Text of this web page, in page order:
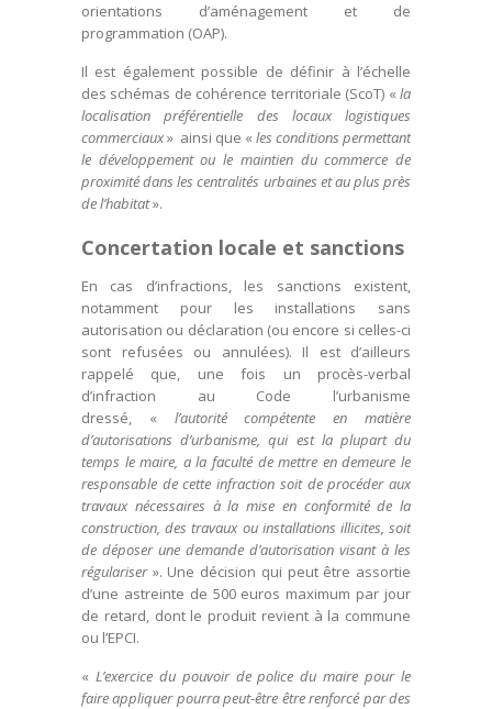
orientations d’aménagement et de
programmation (OAP).
Il est également possible de définir à l’échelle
des schémas de cohérence territoriale (ScoT) « la
localisation préférentielle des locaux logistiques
commerciaux» ainsi que « les conditions permettant
le développement ou le maintien du commerce de
proximité dans les centralités urbaines et au plus près
de l’habitat».
Concertation locale et sanctions
En cas d’infractions, les sanctions existent,
notamment pour les installations sans
autorisation ou déclaration (ou encore si celles-ci
sont refusées ou annulées). Il est d’ailleurs
rappelé que, une fois un procès-verbal
d’infraction au Code l’urbanisme
dressé, « l’autorité compétente en matière
d’autorisations d’urbanisme, qui est la plupart du
temps le maire, a la faculté de mettre en demeure le
responsable de cette infraction soit de procéder aux
travaux nécessaires à la mise en conformité de la
construction, des travaux ou installations illicites, soit
de déposer une demande d’autorisation visant à les
régulariser». Une décision qui peut être assortie
d’une astreinte de 500 euros maximum par jour
de retard, dont le produit revient à la commune
ou l’EPCI.
« L’exercice du pouvoir de police du maire pour le
faire appliquer pourra peut-être être renforcé par des